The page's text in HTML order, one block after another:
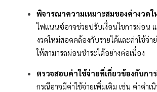
พิจารณาความเหมาะสมของค่างวดใ
ไฟแนนซ์อาจช่วยปรับเงื่อนไขการผ่อน แ
งวดใหม่สอดคล้องกับรายได้และค่าใช้จ่
ให้สามารถผ่อนชำระได้อย่างต่อเนื่อง
ตรวจสอบค่าใช้จ่ายที่เกี่ยวข้องกับกา
กรณีอาจมีค่าใช้จ่ายเพิ่มเติม เช่น ค่าดำเ